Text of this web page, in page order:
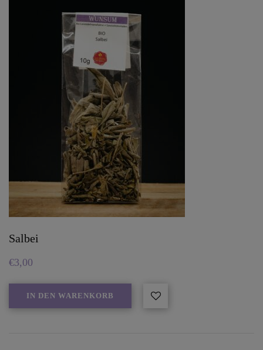
Salbei
€3,00
IN DEN WARENKORB